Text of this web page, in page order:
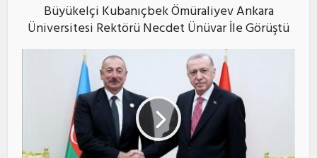
Büyükelçi Kubanıçbek Ömüraliyev Ankara
Üniversitesi Rektörü Necdet Ünüvar İle Görüştü